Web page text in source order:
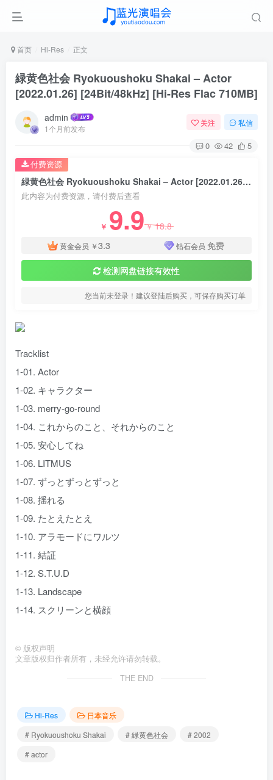
首页 Hi-Res 正文
緑黄色社会 Ryokuoushoku Shakai – Actor
[2022.01.26] [24Bit/48kHz] [Hi-Res Flac 710MB]
admin
1个月前发布
关注 私信
0 42 5
緑黄色社会 Ryokuoushoku Shakai – Actor [2022.01.26] [24Bit/48kHz] [Hi-Res Flac 710MB]
此内容为付费资源，请付费后查看
￥ 9.9￥18.8
黄金会员 ￥3.3 钻石会员 免费
检测网盘链接有效性
您当前未登录！建议登陆后购买，可保存购买订单
付费资源
Tracklist
1-01. Actor
1-02. キャラクター
1-03. merry-go-round
1-04. これからのこと、それからのこと
1-05. 安心してね
1-06. LITMUS
1-07. ずっとずっとずっと
1-08. 揺れる
1-09. たとえたとえ
1-10. アラモードにワルツ
1-11. 結証
1-12. S.T.U.D
1-13. Landscape
1-14. スクリーンと横顔
© 版权声明
文章版权归作者所有，未经允许请勿转载。
THE END
Hi-Res
日本音乐
# Ryokuoushoku Shakai
# 緑黄色社会
# 2002
# actor